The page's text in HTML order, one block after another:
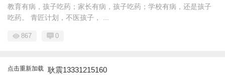
教育有病，孩子吃药；家长有病，孩子吃药；学校有病，还是孩子
吃药。 青匠计划，不医孩子， ...
867 0
点击重新加载 耿震13331215160